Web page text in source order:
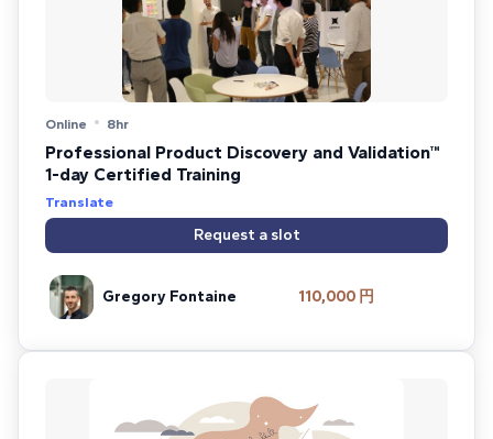
Online 8hr
Professional Product Discovery and Validation™
1-day Certified Training
Translate
Request a slot
Gregory Fontaine 110,000 円